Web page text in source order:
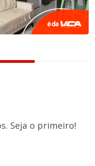
Seja o primeiro!